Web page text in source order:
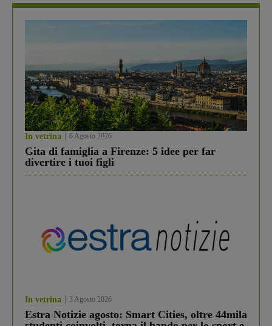
In vetrina 6 Agosto 2026
Gita di famiglia a Firenze: 5 idee per far
divertire i tuoi figli
In vetrina 3 Agosto 2026
Estra Notizie agosto: Smart Cities, oltre 44mila